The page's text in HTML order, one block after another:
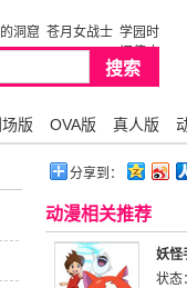
洞窟 苍月女战士 学园时
版 OVA版 真人版
分享到：
动漫相关推荐
妖怪
状态：